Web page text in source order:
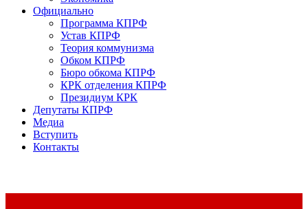
Официально
Программа КПРФ
Устав КПРФ
Теория коммунизма
Обком КПРФ
Бюро обкома КПРФ
КРК отделения КПРФ
Президиум КРК
Депутаты КПРФ
Медиа
Вступить
Контакты